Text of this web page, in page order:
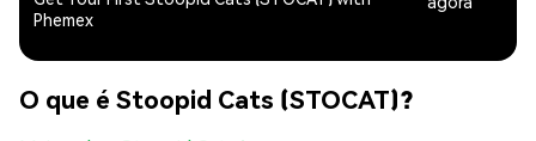
Phemex
O que é Stoopid Cats (STOCAT)?